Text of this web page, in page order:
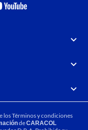
youtube-
losTérminos y condiciones
deCARACOL